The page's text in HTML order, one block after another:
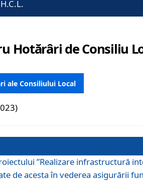
Hotărâri de Consiliu
ale Consiliului Local
”Realizare infrastructură
de acesta în vederea asigurării